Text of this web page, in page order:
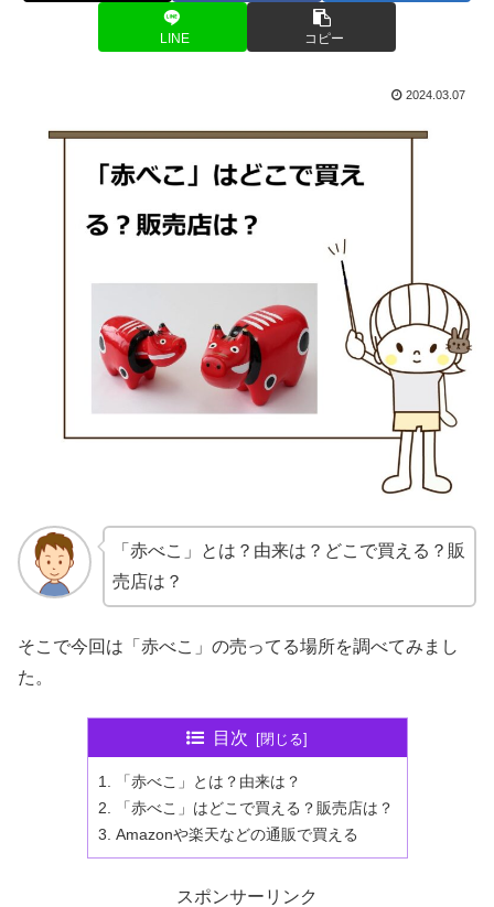
LINE コピー
2024.03.07
「赤べこ」とは？由来は？どこで買える？販
売店は？
そこで今回は「赤べこ」の売ってる場所を調べてみまし
た。
目次
「赤べこ」とは？由来は？
「赤べこ」はどこで買える？販売店は？
Amazonや楽天などの通販で買える
スポンサーリンク